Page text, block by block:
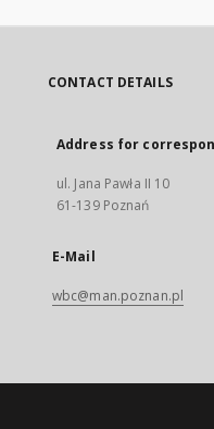
CONTACT DETAILS
Address for
ul. Jana Pawła II 10
61-139 Poznań
E-Mail
wbc@man.poznan.pl